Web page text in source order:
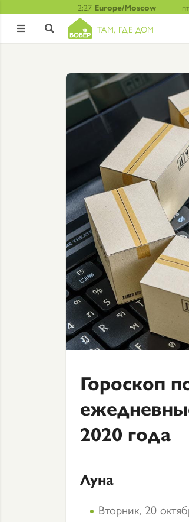
2:27 Europe/Moscow
  ТАМ, ГДЕ ДОМ
Гороскоп
2020 года
Луна
Вторник, 20